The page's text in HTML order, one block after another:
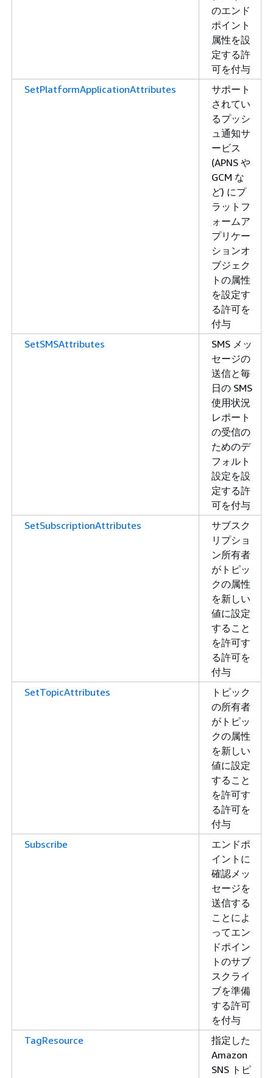
のエンド
ポイント
属性を設
定する許
可を付与
SetPlatformApplicationAttributes
サポート
されてい
るプッシ
ュ通知サ
ービス
(APNS や
GCM な
ど) にプ
ラットフ
ォームア
プリケー
ションオ
ブジェク
トの属性
を設定す
る許可を
付与
SetSMSAttributes
SMS メッ
セージの
送信と毎
日の SMS
使用状況
レポート
の受信の
ためのデ
フォルト
設定を設
定する許
可を付与
SetSubscriptionAttributes
サブスク
リプショ
ン所有者
がトピッ
クの属性
を新しい
値に設定
すること
を許可す
る許可を
付与
SetTopicAttributes
トピック
の所有者
がトピッ
クの属性
を新しい
値に設定
すること
を許可す
る許可を
付与
Subscribe
エンドポ
イントに
確認メッ
セージを
送信する
ことによ
ってエン
ドポイン
トのサブ
スクライ
ブを準備
する許可
を付与
TagResource
指定した
Amazon
SNS トピ